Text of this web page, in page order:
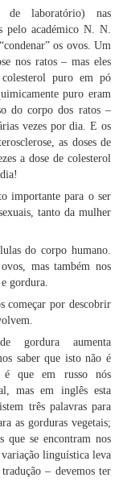
de laboratório) nas
pelo académico N. N.
os ovos. Um
nos ratos – mas eles
puro em pó
puro eram
do corpo dos ratos –
vezes por dia. E os
as doses de
a dose de colesterol
importante para o ser
tanto da mulher
do corpo humano.
mas também nos
gordura.
começar por descobrir
gordura aumenta
saber que isto não é
é que em russo nós
mas em inglês esta
três palavras para
as gorduras vegetais;
que se encontram nos
linguística leva
– devemos ter